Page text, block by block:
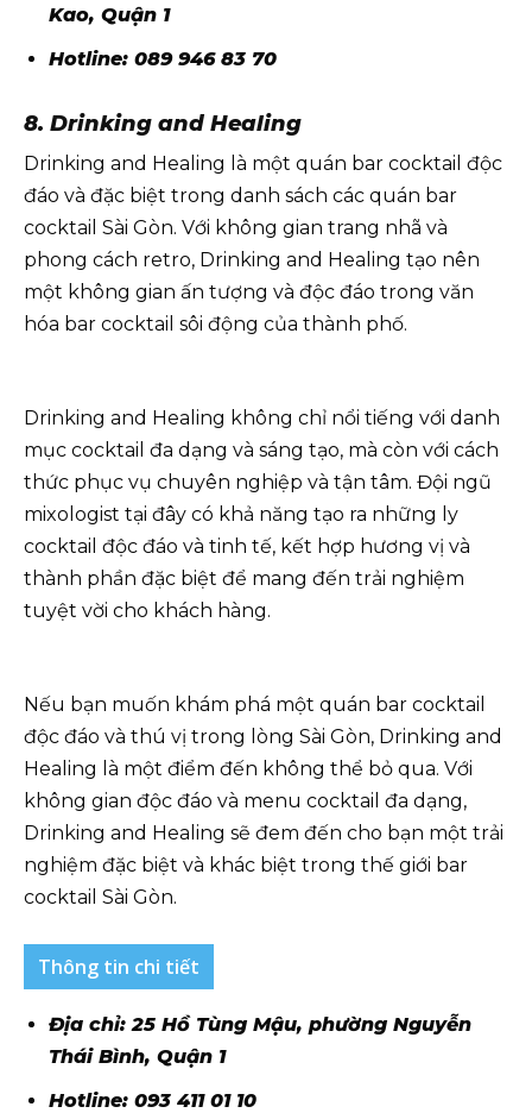
Kao, Quận 1
Hotline: 089 946 83 70
8. Drinking and Healing
Drinking and Healing là một quán bar cocktail độc
đáo và đặc biệt trong danh sách các quán bar
cocktail Sài Gòn. Với không gian trang nhã và
phong cách retro, Drinking and Healing tạo nên
một không gian ấn tượng và độc đáo trong văn
hóa bar cocktail sôi động của thành phố.
Drinking and Healing không chỉ nổi tiếng với danh
mục cocktail đa dạng và sáng tạo, mà còn với cách
thức phục vụ chuyên nghiệp và tận tâm. Đội ngũ
mixologist tại đây có khả năng tạo ra những ly
cocktail độc đáo và tinh tế, kết hợp hương vị và
thành phần đặc biệt để mang đến trải nghiệm
tuyệt vời cho khách hàng.
Nếu bạn muốn khám phá một quán bar cocktail
độc đáo và thú vị trong lòng Sài Gòn, Drinking and
Healing là một điểm đến không thể bỏ qua. Với
không gian độc đáo và menu cocktail đa dạng,
Drinking and Healing sẽ đem đến cho bạn một trải
nghiệm đặc biệt và khác biệt trong thế giới bar
cocktail Sài Gòn.
Thông tin chi tiết
Địa chỉ: 25 Hồ Tùng Mậu, phường Nguyễn
Thái Bình, Quận 1
Hotline: 093 411 01 10